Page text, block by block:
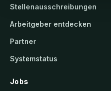
Stellenausschreibungen
Arbeitgeber entdecken
Partner
Systemstatus
Jobs